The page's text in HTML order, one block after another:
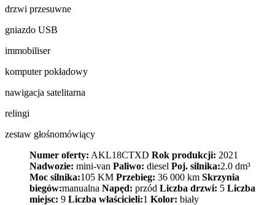
drzwi przesuwne
gniazdo USB
immobiliser
komputer pokładowy
nawigacja satelitarna
relingi
zestaw głośnomówiący
Numer oferty: AKL18CTXD Rok produkcji: 2021
Nadwozie: mini-van Paliwo: diesel Poj. silnika:2.0 dm³
Moc silnika:105 KM Przebieg: 36 000 km Skrzynia
biegów:manualna Napęd: przód Liczba drzwi: 5 Liczba
miejsc: 9 Liczba właścicieli:1 Kolor: biały